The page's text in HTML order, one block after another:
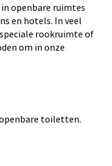
openbare ruimtes
en hotels. In veel
rookruimte of
om in onze
toiletten.